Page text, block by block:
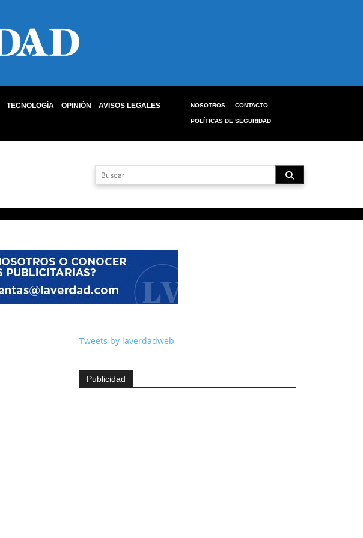
TECNOLOGÍA OPINIÓN
AVISOS LEGALES
NOSOTROS CONTACTO
POLÍTICAS DE SEGURIDAD
Tweets by laverdadweb
Publicidad